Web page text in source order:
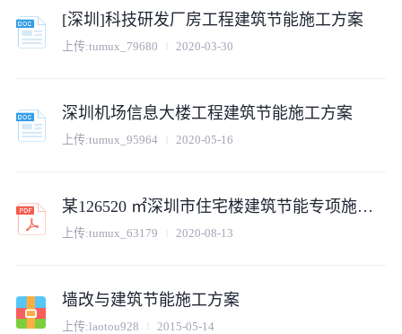
[深圳]科技研发厂房工程建筑节能施工方案
上传:tumux_79680 2020-03-30
深圳机场信息大楼工程建筑节能施工方案
上传:tumux_95964 2020-05-16
某126520 ㎡深圳市住宅楼建筑节能专项施工方案
上传:tumux_63179 2020-08-13
墙改与建筑节能施工方案
上传:laotou928 2015-05-14